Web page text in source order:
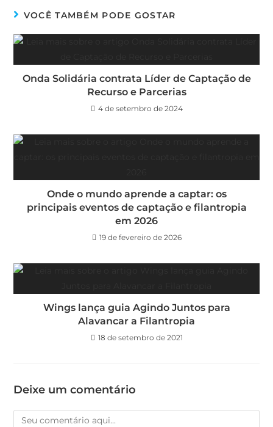
VOCÊ TAMBÉM PODE GOSTAR
Onda Solidária contrata Líder de Captação de
Recurso e Parcerias
4 de setembro de 2024
Onde o mundo aprende a captar: os
principais eventos de captação e filantropia
em 2026
19 de fevereiro de 2026
Wings lança guia Agindo Juntos para
Alavancar a Filantropia
18 de setembro de 2021
Deixe um comentário